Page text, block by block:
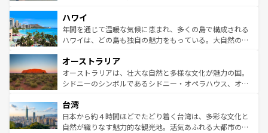
ば市内交通費無料で観光を楽しむこともできる。 なお、新
着のスイス情報はコンテンツ一覧 を参照してほしい。
のような巨大都市は、観光、ショッピング、エンターテイ
ンメントが詰まった刺激的なスポットだ。一方、アメリカ
西部には大自然が広がり、グランドキャニオンやイエロー
部のニューオーリンズでは、音楽と美食が融合した独特の
文化が魅力。旅行者はアメリカの各地域で異なる魅力を楽
しみながら、その多様性と豊かな歴史を感じることができ
ならではの贅沢な旅のスタイルだ。 なお、新着のアメリカ
情報はコンテンツ一覧を参照してほしい。
ハワイ
年間を通じて温暖な気候に恵まれ、多くの島で構成される
ハワイは、どの島も独自の魅力をもっている。大自然の神
ワイ島は見逃せない。また、定番の観光地といえばオアフ
島だが、静かな自然を求めるならマウイ島やカウアイ島が
おすすめ。エメラルドグリーンに輝く海をはじめ、豊かな
れるおもてなしの心で訪れる人々を迎えてくれるハワイの
人々、おいしいローカルフードやハワイアンミュージッ
ク、伝統的なフラダンスなど、すべてがハワイの魅力を彩
オーストラリア
オーストラリアは、壮大な自然と多様な文化が魅力の国。
シドニーのシンボルであるシドニー・オペラハウス、オー
リアリーフや大陸中央部にそびえるウルル（エアーズロッ
ク）、タスマニアの美しい原生林やケアンズの熱帯雨林な
ど、見どころがたくさん。また、カフェやワイン、オージ
台湾
日本から約４時間ほどでたどり着く台湾は、多彩な文化と
自然が織りなす魅力的な観光地。活気あふれる大都市の台